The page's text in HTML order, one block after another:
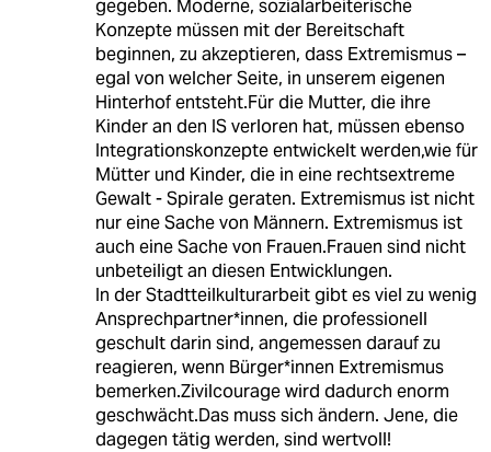
gegeben. Moderne, sozialarbeiterische
Konzepte müssen mit der Bereitschaft
beginnen, zu akzeptieren, dass Extremismus –
egal von welcher Seite, in unserem eigenen
Hinterhof entsteht.Für die Mutter, die ihre
Kinder an den IS verloren hat, müssen ebenso
Integrationskonzepte entwickelt werden,wie für
Mütter und Kinder, die in eine rechtsextreme
Gewalt - Spirale geraten. Extremismus ist nicht
nur eine Sache von Männern. Extremismus ist
auch eine Sache von Frauen.Frauen sind nicht
unbeteiligt an diesen Entwicklungen.
In der Stadtteilkulturarbeit gibt es viel zu wenig
Ansprechpartner*innen, die professionell
geschult darin sind, angemessen darauf zu
reagieren, wenn Bürger*innen Extremismus
bemerken.Zivilcourage wird dadurch enorm
geschwächt.Das muss sich ändern. Jene, die
dagegen tätig werden, sind wertvoll!